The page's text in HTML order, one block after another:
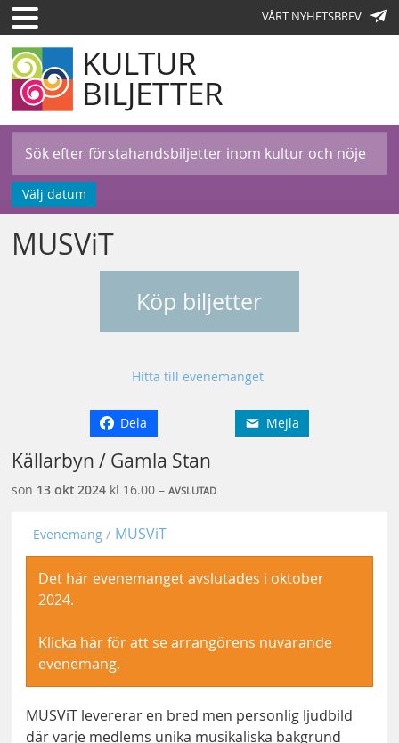
VÅRT NYHETSBREV
KULTUR
BILJETTER
Välj datum
MUSViT
Köp biljetter
Hitta till evenemanget
Dela Mejla
Källarbyn / Gamla Stan
sön 13 okt 2024kl 16.00 – AVSLUTAD
Evenemang MUSViT
Det här evenemanget avslutades i oktober
2024.
Klicka härför att se arrangörens nuvarande
evenemang.
MUSViT levererar en bred men personlig ljudbild
där varje medlems unika musikaliska bakgrund